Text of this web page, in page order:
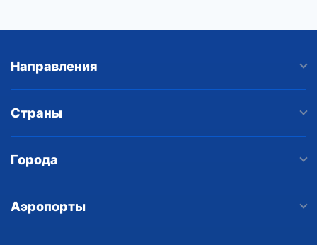
Направления
Страны
Города
Аэропорты